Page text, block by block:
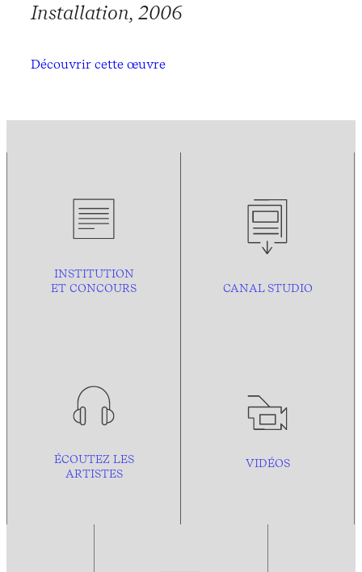
Installation, 2006
Découvrir cette œuvre
INSTITUTION
ET CONCOURS
CANAL STUDIO
ÉCOUTEZ LES
ARTISTES
VIDÉOS